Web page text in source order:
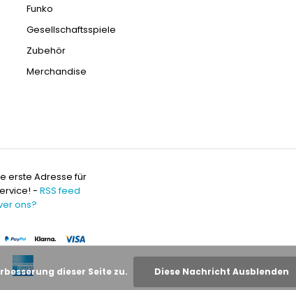
Funko
Gesellschaftsspiele
Zubehör
Merchandise
erste Adresse für
- RSS feed
ons?
dieser Seite zu. Diese Nachricht Ausblenden